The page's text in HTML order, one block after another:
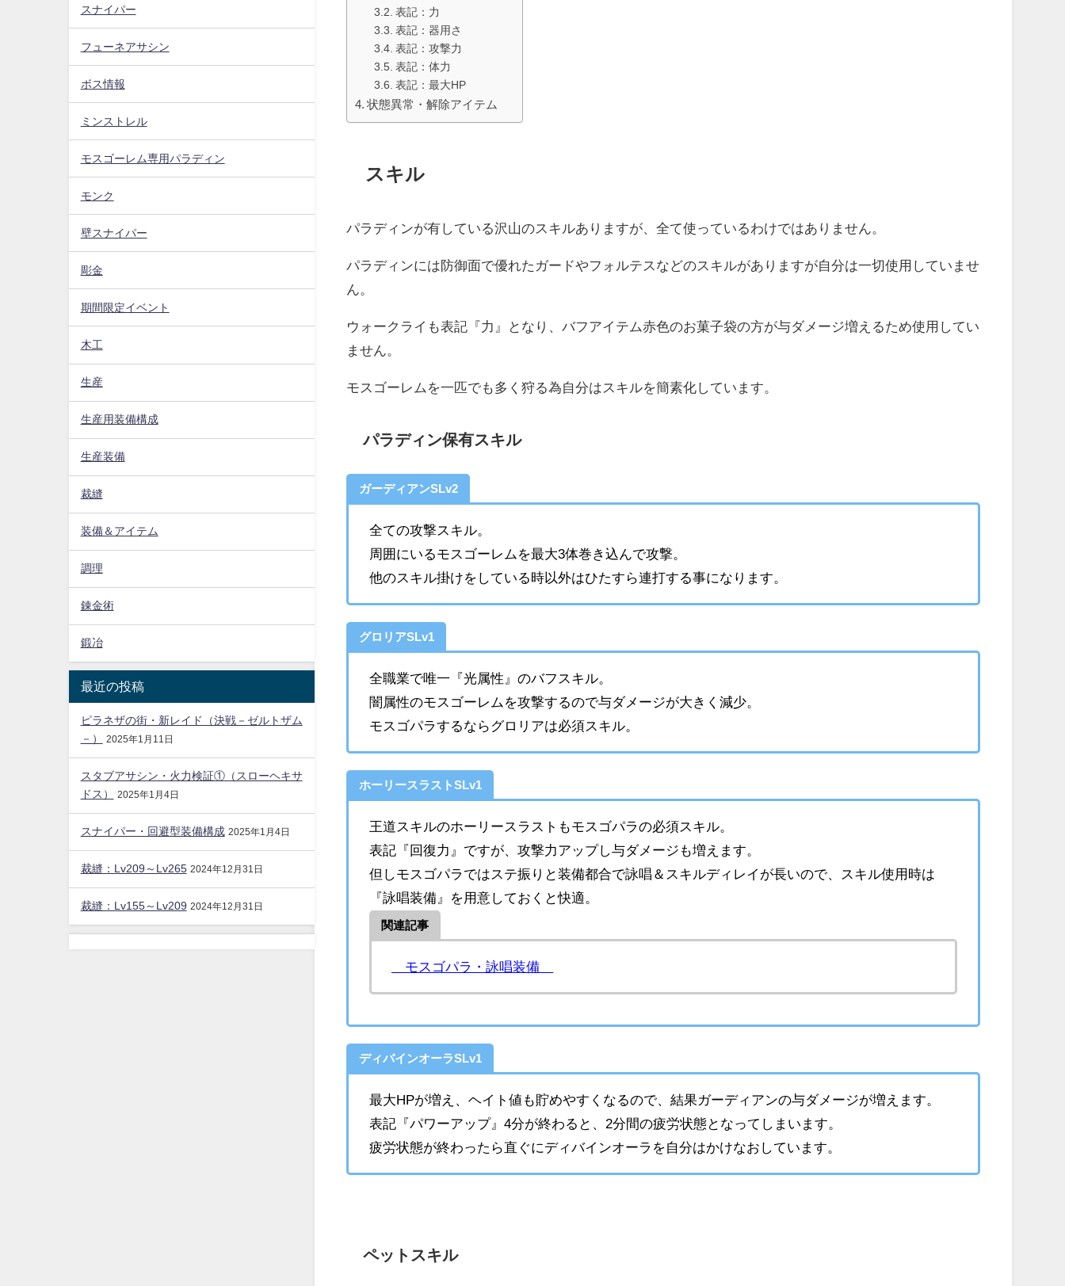
表記：力
表記：器用さ
表記：攻撃力
表記：体力
表記：最大HP
状態異常・解除アイテム
スキル
パラディンが有している沢山のスキルありますが、全て使っているわけではありません。
パラディンには防御面で優れたガードやフォルテスなどのスキルがありますが自分は一切使用していませ
ん。
ウォークライも表記『力』となり、バフアイテム赤色のお菓子袋の方が与ダメージ増えるため使用してい
ません。
モスゴーレムを一匹でも多く狩る為自分はスキルを簡素化しています。
パラディン保有スキル
ガーディアンSLv2
全ての攻撃スキル。
周囲にいるモスゴーレムを最大3体巻き込んで攻撃。
他のスキル掛けをしている時以外はひたすら連打する事になります。
グロリアSLv1
全職業で唯一『光属性』のバフスキル。
闇属性のモスゴーレムを攻撃するので与ダメージが大きく減少。
モスゴパラするならグロリアは必須スキル。
ホーリースラストSLv1
王道スキルのホーリースラストもモスゴパラの必須スキル。
表記『回復力』ですが、攻撃力アップし与ダメージも増えます。
但しモスゴパラではステ振りと装備都合で詠唱＆スキルディレイが長いので、スキル使用時は
『詠唱装備』を用意しておくと快適。
関連記事
モスゴパラ・詠唱装備
ディバインオーラSLv1
最大HPが増え、ヘイト値も貯めやすくなるので、結果ガーディアンの与ダメージが増えます。
表記『パワーアップ』4分が終わると、2分間の疲労状態となってしまいます。
疲労状態が終わったら直ぐにディバインオーラを自分はかけなおしています。
ペットスキル
スナイパー
フューネアサシン
ボス情報
ミンストレル
モスゴーレム専用パラディン
モンク
壁スナイパー
彫金
期間限定イベント
木工
生産
生産用装備構成
生産装備
裁縫
装備＆アイテム
調理
錬金術
鍛冶
最近の投稿
ピラネザの街・新レイド（決戦－ゼルトザム
－）
2025年1月11日
スタブアサシン・火力検証①（スローヘキサ
ドス）
2025年1月4日
スナイパー・回避型装備構成 2025年1月4日
裁縫：Lv209～Lv265 2024年12月31日
裁縫：Lv155～Lv209 2024年12月31日